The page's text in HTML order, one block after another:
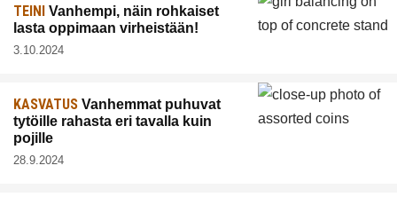
TEINI Vanhempi, näin rohkaiset
lasta oppimaan virheistään!
3.10.2024
KASVATUS Vanhemmat puhuvat
tytöille rahasta eri tavalla kuin
pojille
28.9.2024